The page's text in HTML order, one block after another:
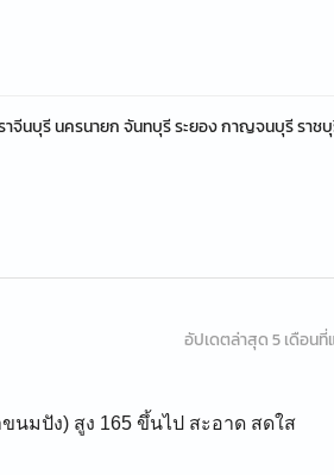
จีนบุรี นครนายก จันทบุรี ระยอง กาญจนบุรี ราช
อัปเดตล่าสุด 5 เดือนที่
ขนมปัง) สูง 165 ขึ้นไป สะอาด สดใส